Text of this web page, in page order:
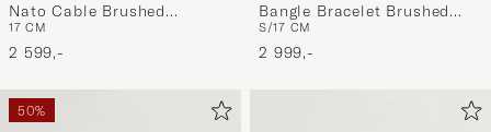
Nato Cable Brushed
Bracelet Khaki/Sterling
Silver
17 CM
2 599,-
Bangle Bracelet Brushed
Sterling Silver 7g
S/17 CM
2 999,-
50%